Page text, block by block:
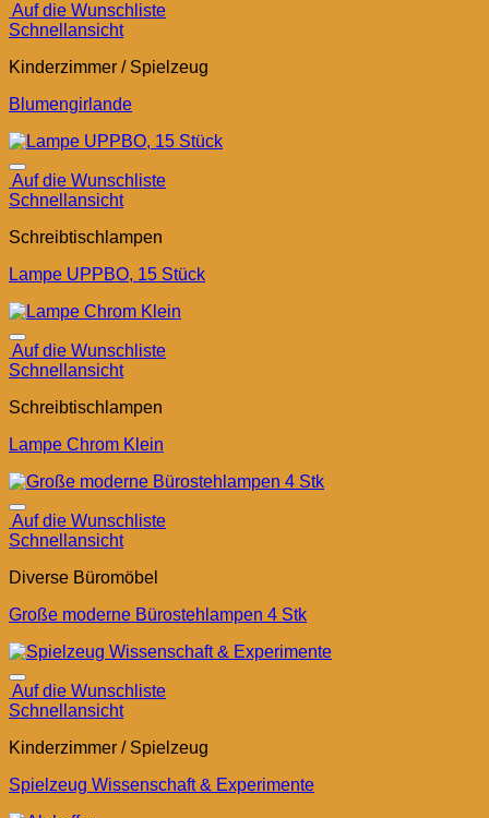
Auf die Wunschliste
Schnellansicht
Kinderzimmer / Spielzeug
Blumengirlande
Auf die Wunschliste
Schnellansicht
Schreibtischlampen
Lampe UPPBO, 15 Stück
Auf die Wunschliste
Schnellansicht
Schreibtischlampen
Lampe Chrom Klein
Auf die Wunschliste
Schnellansicht
Diverse Büromöbel
Große moderne Bürostehlampen 4 Stk
Auf die Wunschliste
Schnellansicht
Kinderzimmer / Spielzeug
Spielzeug Wissenschaft & Experimente